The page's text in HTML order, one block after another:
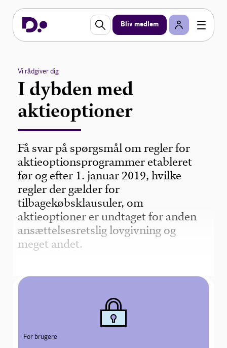
Bliv medlem
Vi rådgiver dig
I dybden med
aktieoptioner
Få svar på spørgsmål om regler for
aktieoptionsprogrammer etableret
før og efter 1. januar 2019, hvilke
regler der gælder for
tilbagekøbsklausuler, om
aktieoptioner er undtaget for anden
ansættelsesretslig lovgivning og
meget andet.
For brugere